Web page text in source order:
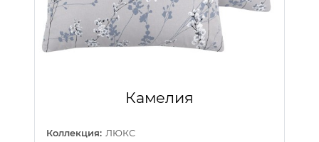
Камелия
Коллекция: ЛЮКС